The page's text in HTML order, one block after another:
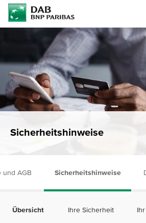
Sicherheitshinweise
und AGB Sicherheitshinweise
Übersicht Ihre Sicherheit